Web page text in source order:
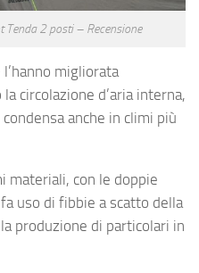
Tenda 2 posti – Recensione
migliorata
circolazione d’aria interna,
anche in climi più
materiali, con le doppie
uso di fibbie a scatto della
produzione di particolari in